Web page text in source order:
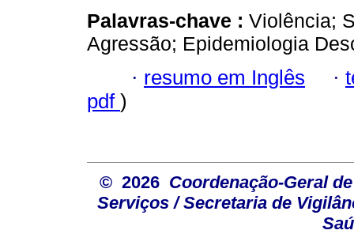
Palavras-chave : Violência;
Agressão; Epidemiologia
· resumo em Inglês ·
pdf )
© 2026 Coordenação-Geral
Serviços / Secretaria de